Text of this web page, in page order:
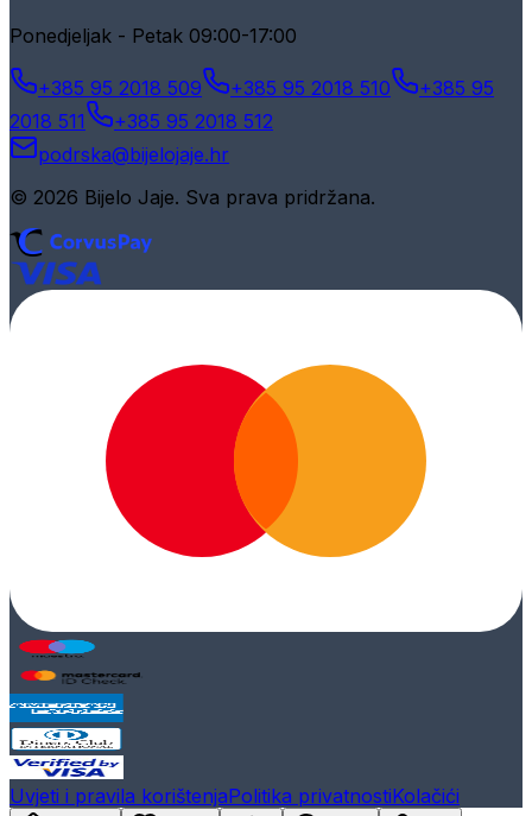
Ponedjeljak - Petak 09:00-17:00
+385 95 2018 509 +385 95 2018 510
+385 95
2018 511
+385 95 2018 512
podrska@bijelojaje.hr
© 2026 Bijelo Jaje. Sva prava pridržana.
Uvjeti i pravila korištenjaPolitika privatnostiKolačići